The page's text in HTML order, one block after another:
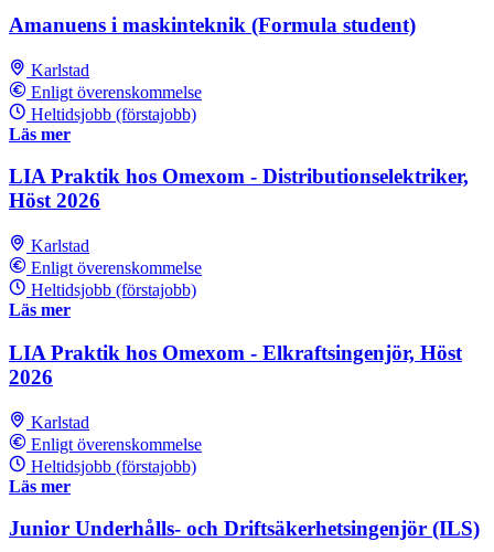
Amanuens i maskinteknik (Formula student)
Karlstad
Enligt överenskommelse
Heltidsjobb (förstajobb)
Läs mer
LIA Praktik hos Omexom - Distributionselektriker,
Höst 2026
Karlstad
Enligt överenskommelse
Heltidsjobb (förstajobb)
Läs mer
LIA Praktik hos Omexom - Elkraftsingenjör, Höst
2026
Karlstad
Enligt överenskommelse
Heltidsjobb (förstajobb)
Läs mer
Junior Underhålls- och Driftsäkerhetsingenjör (ILS)